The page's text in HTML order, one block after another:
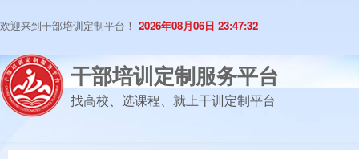
欢迎来到干部培训定制平台！ 2026年08月06日 23:47:33
干部培训定制服务平台
找高校、选课程、就上干训定制平台